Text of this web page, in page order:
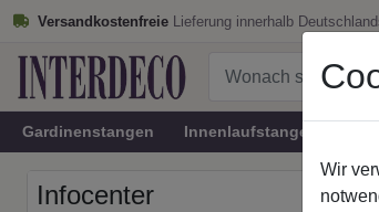
Versandkostenfreie Lieferung innerhalb
Gardinenstangen Innenlaufstangen
Infocenter
Wir